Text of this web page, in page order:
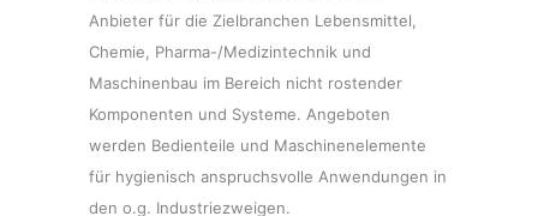
Anbieter für die Zielbranchen Lebensmittel,
Chemie, Pharma-/Medizintechnik und
Maschinenbau im Bereich nicht rostender
Komponenten und Systeme. Angeboten
werden Bedienteile und Maschinenelemente
für hygienisch anspruchsvolle Anwendungen in
den o.g. Industriezweigen.